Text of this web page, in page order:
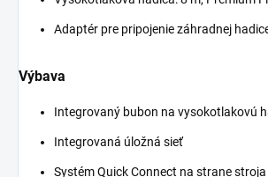
Adaptér pre pripojenie záhradnej
Výbava
Integrovaný bubon na vysokotlakovú
Integrovaná úložná sieť
SystémQuick Connect na strane stroja